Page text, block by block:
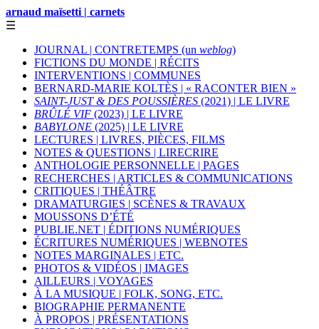
arnaud maïsetti | carnets
☰
JOURNAL | CONTRETEMPS (un weblog)
FICTIONS DU MONDE | RÉCITS
INTERVENTIONS | COMMUNES
BERNARD-MARIE KOLTÈS | « RACONTER BIEN »
SAINT-JUST & DES POUSSIÈRES (2021) | LE LIVRE
BRÛLÉ VIF (2023) | LE LIVRE
BABYLONE (2025) | LE LIVRE
LECTURES | LIVRES, PIÈCES, FILMS
NOTES & QUESTIONS | LIRECRIRE
ANTHOLOGIE PERSONNELLE | PAGES
RECHERCHES | ARTICLES & COMMUNICATIONS
CRITIQUES | THÉÂTRE
DRAMATURGIES | SCÈNES & TRAVAUX
MOUSSONS D’ÉTÉ
PUBLIE.NET | ÉDITIONS NUMÉRIQUES
ÉCRITURES NUMÉRIQUES | WEBNOTES
NOTES MARGINALES | ETC.
PHOTOS & VIDÉOS | IMAGES
AILLEURS | VOYAGES
À LA MUSIQUE | FOLK, SONG, ETC.
BIOGRAPHIE PERMANENTE
À PROPOS | PRÉSENTATIONS